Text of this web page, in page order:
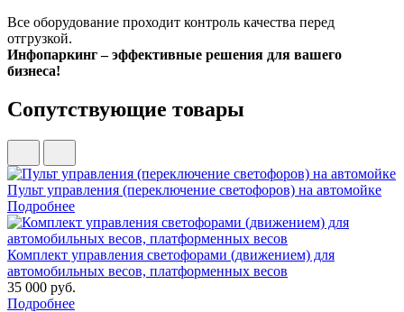
Все оборудование проходит контроль качества перед
отгрузкой.
Инфопаркинг – эффективные решения для вашего
бизнеса!
Сопутствующие товары
Пульт управления (переключение светофоров) на автомойке
Подробнее
Комплект управления светофорами (движением) для
автомобильных весов, платформенных весов
35 000 руб.
Подробнее